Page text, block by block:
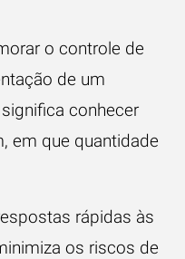
o controle de
de um
conhecer
em que quantidade
rápidas às
os riscos de